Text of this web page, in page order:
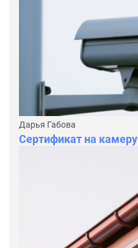
Дарья Габова
Сертификат на камеру